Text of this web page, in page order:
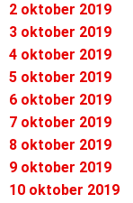
2 oktober 2019
3 oktober 2019
4 oktober 2019
5 oktober 2019
6 oktober 2019
7 oktober 2019
8 oktober 2019
9 oktober 2019
10 oktober 2019